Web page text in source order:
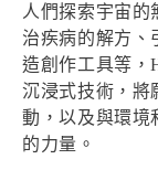
人們探索宇宙
治疾病的解方、
造創作工具等，
沉浸式技術，將
動，以及與環境
的力量。